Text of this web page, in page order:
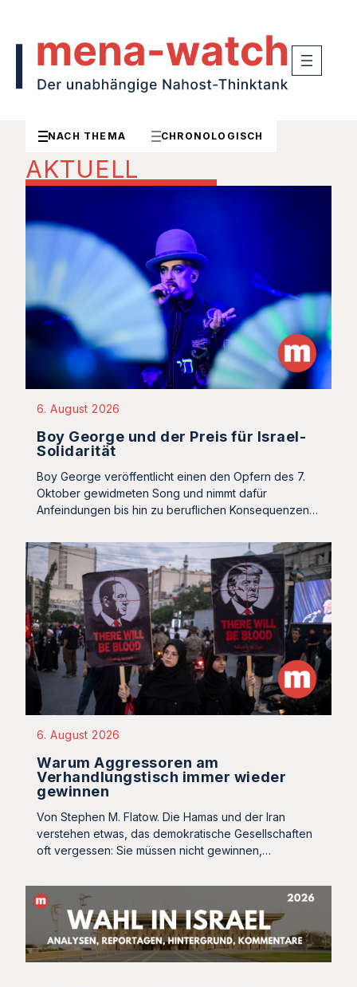
NACH THEMA CHRONOLOGISCH
AKTUELL
6. August 2026
Boy George und der Preis für Israel-
Solidarität
Boy George veröffentlicht einen den Opfern des 7.
Oktober gewidmeten Song und nimmt dafür
Anfeindungen bis hin zu beruflichen Konsequenzen…
6. August 2026
Warum Aggressoren am
Verhandlungstisch immer wieder
gewinnen
Von Stephen M. Flatow. Die Hamas und der Iran
verstehen etwas, das demokratische Gesellschaften
oft vergessen: Sie müssen nicht gewinnen,…